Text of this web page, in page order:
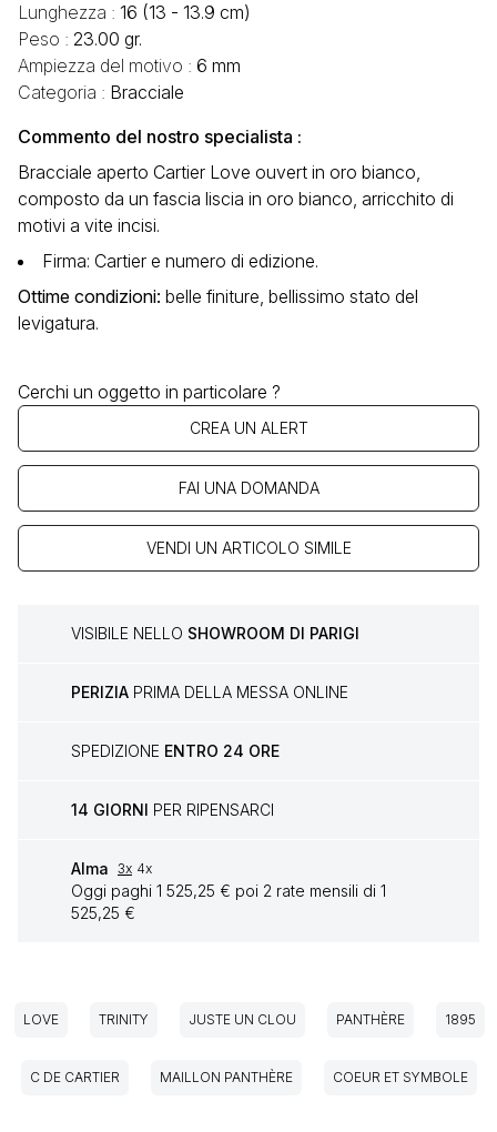
Lunghezza : 16 (13 - 13.9 cm)
Peso : 23.00 gr.
Ampiezza del motivo : 6 mm
Categoria : Bracciale
Commento del nostro specialista :
Bracciale aperto Cartier Love ouvert in oro bianco,
composto da un fascia liscia in oro bianco, arricchito di
motivi a vite incisi.
Firma: Cartier e numero di edizione.
Ottime condizioni: belle finiture, bellissimo stato del
levigatura.
Cerchi un oggetto in particolare ?
CREA UN ALERT
FAI UNA DOMANDA
VENDI UN ARTICOLO SIMILE
VISIBILE NELLO SHOWROOM DI PARIGI
PERIZIA PRIMA DELLA MESSA ONLINE
SPEDIZIONE ENTRO 24 ORE
14 GIORNI PER RIPENSARCI
Alma 3x 4x
Oggi paghi 1 525,25 € poi 2 rate mensili di 1
525,25 €
LOVE TRINITY JUSTE UN CLOU PANTHÈRE 1895
C DE CARTIER MAILLON PANTHÈRE COEUR ET SYMBOLE